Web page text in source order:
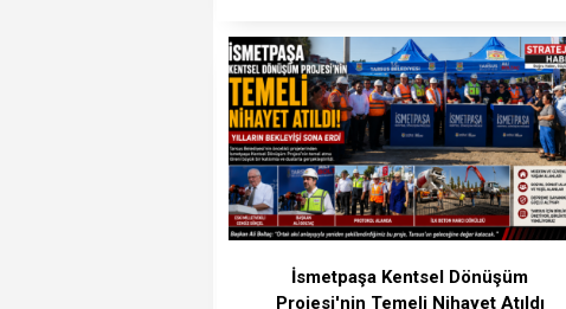
İsmetpaşa Kentsel Dönüşüm
Projesi'nin Temeli Nihayet Atıldı